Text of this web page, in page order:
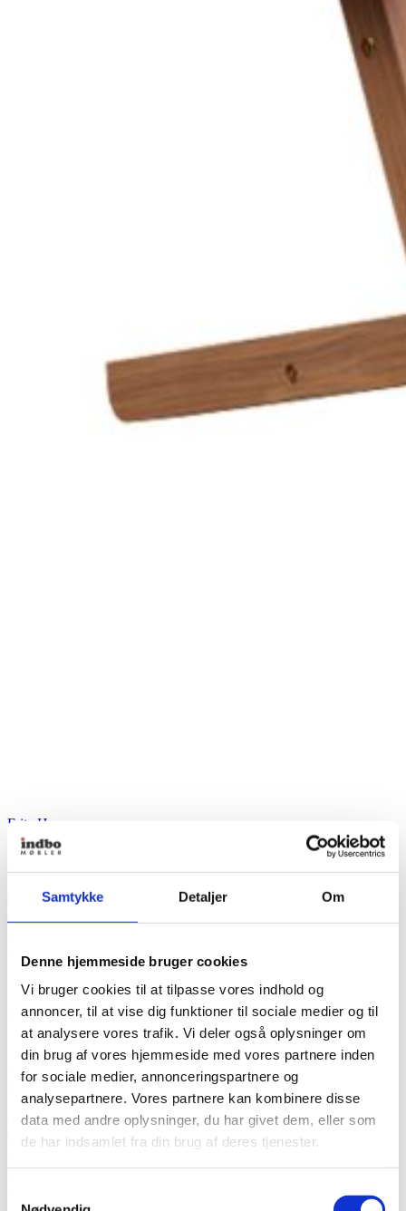
Samtykke Detaljer Om
Denne hjemmeside bruger cookies
Vi bruger cookies til at tilpasse vores indhold og
annoncer, til at vise dig funktioner til sociale medier og til
at analysere vores trafik. Vi deler også oplysninger om
din brug af vores hjemmeside med vores partnere inden
for sociale medier, annonceringspartnere og
analysepartnere. Vores partnere kan kombinere disse
data med andre oplysninger, du har givet dem, eller som
de har indsamlet fra din brug af deres tjenester.
Fritz Hansen
Between Lines Dækstol
6.699,00kr.
Stine Weigelt
Beskrivelse
Between Lines serien er lavet med komfort, kvalitet og holdbarhed
for øje og har et afslappet udtryk, der gør møblerne perfekte, til når
man vil nyde livet i det fri. Designet af den danske møbeldesigner
Stine Weigelt. Between Lines hynden er lavet af Oeko-Tex-
certificeret, vejrbestandigt stof, som bevarer sin funktion, uanset om
det regner, eller om solen skinner. Hynden er fyldt med
hurtigtørrende skum, der giver god siddekomfort.